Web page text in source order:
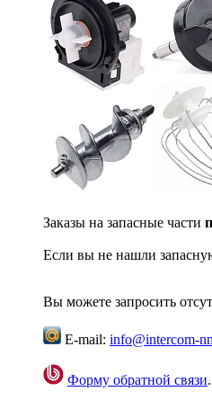
Заказы на запасные части
Если вы не нашли
Вы можете запросить
E-mail: info@intercom-
Форму обратной связи.